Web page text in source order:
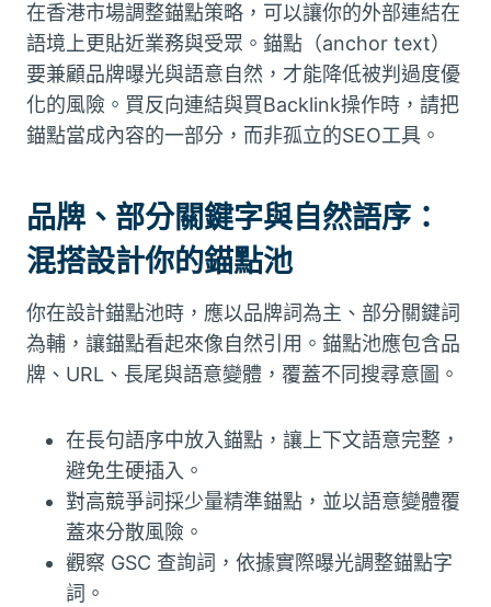
在香港市場調整錨點策略，可以讓你的外部連結在
語境上更貼近業務與受眾。錨點（anchor text）
要兼顧品牌曝光與語意自然，才能降低被判過度優
化的風險。買反向連結與買Backlink操作時，請把
錨點當成內容的一部分，而非孤立的SEO工具。
品牌、部分關鍵字與自然語序：
混搭設計你的錨點池
你在設計錨點池時，應以品牌詞為主、部分關鍵詞
為輔，讓錨點看起來像自然引用。錨點池應包含品
牌、URL、長尾與語意變體，覆蓋不同搜尋意圖。
在長句語序中放入錨點，讓上下文語意完整，
避免生硬插入。
對高競爭詞採少量精準錨點，並以語意變體覆
蓋來分散風險。
觀察 GSC 查詢詞，依據實際曝光調整錨點字
詞。